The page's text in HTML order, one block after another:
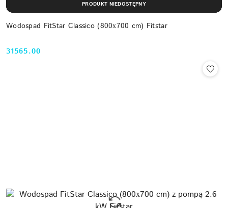
Wodospad FitStar Classico (800х700 cm) Fitstar
Cena:
31565.00
PRODUKT NIEDOSTĘPNY